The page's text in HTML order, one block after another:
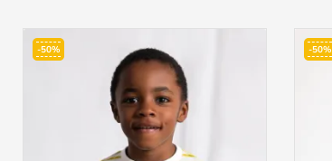
-50% -50%